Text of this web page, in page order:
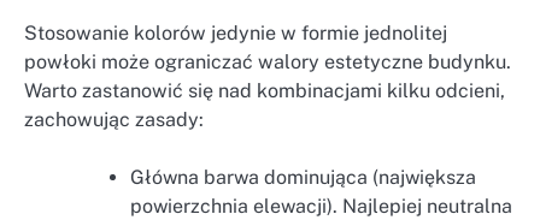
Stosowanie kolorów jedynie w formie jednolitej
powłoki może ograniczać walory estetyczne budynku.
Warto zastanowić się nad kombinacjami kilku odcieni,
zachowując zasady:
Główna barwa dominująca (największa
powierzchnia elewacji). Najlepiej neutralna